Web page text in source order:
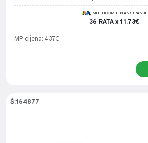
MULTICOM FINANSIRANJE
36 RATA x 11.73€
MP cijena: 437€
Š:164877